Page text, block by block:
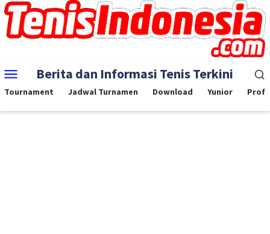
Skip
to
content
Mobile
Menu
Berita dan Informasi Tenis Terkini
Tournament Jadwal Turnamen Download Yunior